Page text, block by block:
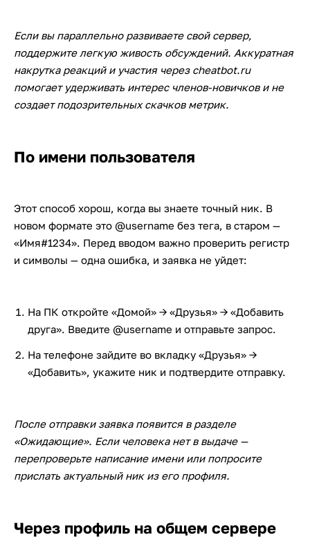
Если вы параллельно развиваете свой сервер,
поддержите легкую живость обсуждений. Аккуратная
накрутка реакций и участия через cheatbot.ru
помогает удерживать интерес членов-новичков и не
создает подозрительных скачков метрик.
По имени пользователя
Этот способ хорош, когда вы знаете точный ник. В
новом формате это @username без тега, в старом —
«Имя#1234». Перед вводом важно проверить регистр
и символы — одна ошибка, и заявка не уйдет:
На ПК откройте «Домой» → «Друзья» → «Добавить
друга». Введите @username и отправьте запрос.
На телефоне зайдите во вкладку «Друзья» →
«Добавить», укажите ник и подтвердите отправку.
После отправки заявка появится в разделе
«Ожидающие». Если человека нет в выдаче —
перепроверьте написание имени или попросите
прислать актуальный ник из его профиля.
Через профиль на общем сервере